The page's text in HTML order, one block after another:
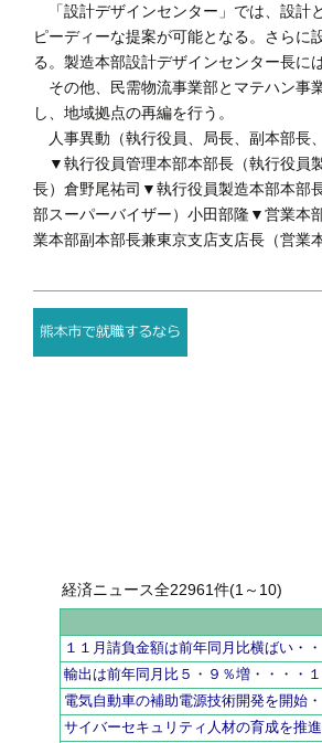
「設計デザインセンター」では、設計
ピーディーな提案が可能となる。さらに
る。製造本部設計デザインセンター長に
その他、民需物流事業部とマテハン事
し、地域拠点の再編を行う。
人事異動（執行役員、局長、副本部長
▼執行役員管理本部本部長（執行役員
長）倉野尾祐司▼執行役員製造本部本部
部スーパーバイザー）小田部隆▼営業本
業本部副本部長兼東京支店支店長（営業
経済ニュース全22961件(1～10)
１１月請負金額は前年同月比横ばい・
輸出は前年同月比５・９％増・・・・
電気自動車の補助電源技術開発を開始
サイバーセキュリティ人材の育成を推